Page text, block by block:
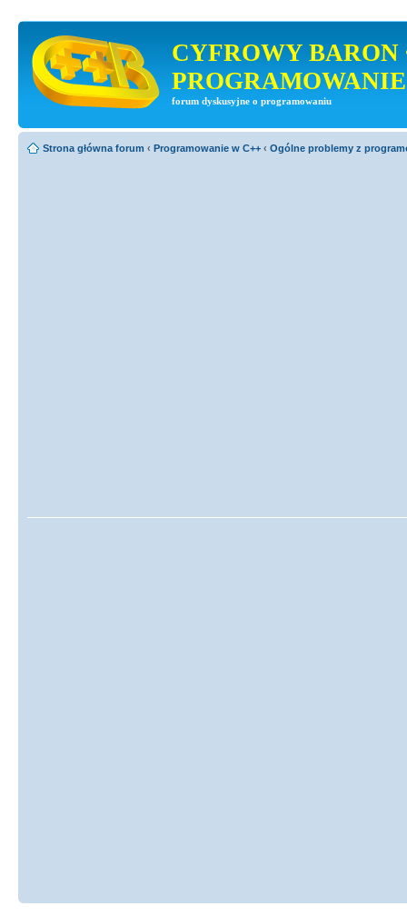
CYFROWY BARON
PROGRAMOWANIE
forum dyskusyjne o programowaniu
Strona główna forum ‹ Programowanie w C++ ‹ Ogólne problemy z